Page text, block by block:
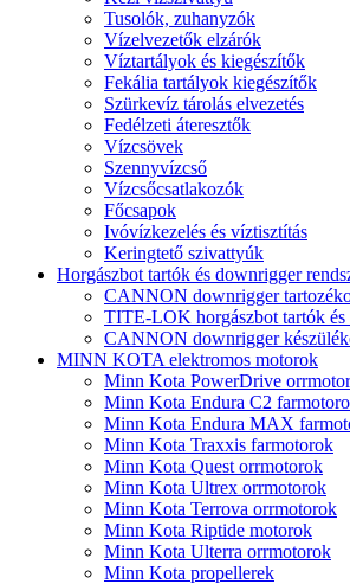
Tusolók, zuhanyzók
Vízelvezetők elzárók
Víztartályok és kiegészítők
Fekália tartályok kiegészítők
Szürkevíz tárolás elvezetés
Fedélzeti áteresztők
Vízcsövek
Szennyvízcső
Vízcsőcsatlakozók
Főcsapok
Ivóvízkezelés és víztisztítás
Keringtető szivattyúk
Horgászbot tartók és downrigger
CANNON downrigger
TITE-LOK horgászbot tartók
CANNON downrigger
MINN KOTA elektromos motorok
Minn Kota PowerDrive
Minn Kota Endura C2
Minn Kota Endura MAX
Minn Kota Traxxis farmotorok
Minn Kota Quest orrmotorok
Minn Kota Ultrex orrmotorok
Minn Kota Terrova orrmotorok
Minn Kota Riptide motorok
Minn Kota Ulterra orrmotorok
Minn Kota propellerek